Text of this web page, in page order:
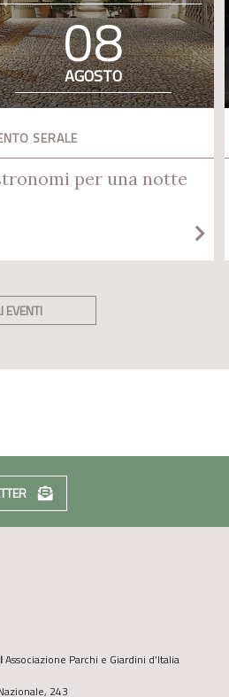
08
AGOSTO
SERALE
per una notte
EVENTI
Associazione Parchi e Giardini d’Italia
243